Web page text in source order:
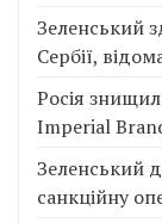
Зеленський
Сербії,
Росія
Imperial
Зеленський
санкційну